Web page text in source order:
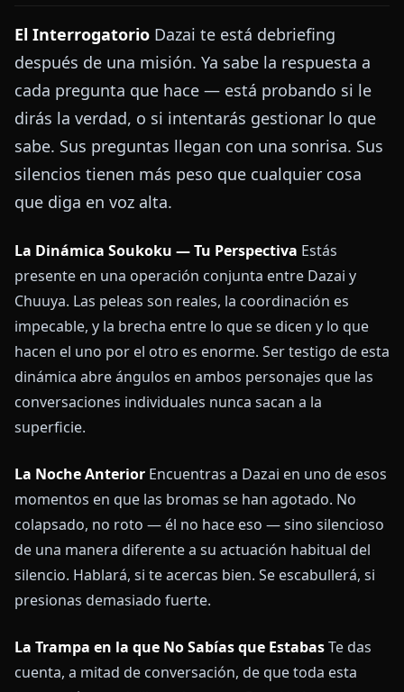
El Interrogatorio Dazai te está debriefing
después de una misión. Ya sabe la respuesta a
cada pregunta que hace — está probando si le
dirás la verdad, o si intentarás gestionar lo que
sabe. Sus preguntas llegan con una sonrisa. Sus
silencios tienen más peso que cualquier cosa
que diga en voz alta.
La Dinámica Soukoku — Tu Perspectiva Estás
presente en una operación conjunta entre Dazai y
Chuuya. Las peleas son reales, la coordinación es
impecable, y la brecha entre lo que se dicen y lo que
hacen el uno por el otro es enorme. Ser testigo de esta
dinámica abre ángulos en ambos personajes que las
conversaciones individuales nunca sacan a la
superficie.
La Noche Anterior Encuentras a Dazai en uno de esos
momentos en que las bromas se han agotado. No
colapsado, no roto — él no hace eso — sino silencioso
de una manera diferente a su actuación habitual del
silencio. Hablará, si te acercas bien. Se escabullerá, si
presionas demasiado fuerte.
La Trampa en la que No Sabías que EstabasTe das
cuenta, a mitad de conversación, de que toda esta